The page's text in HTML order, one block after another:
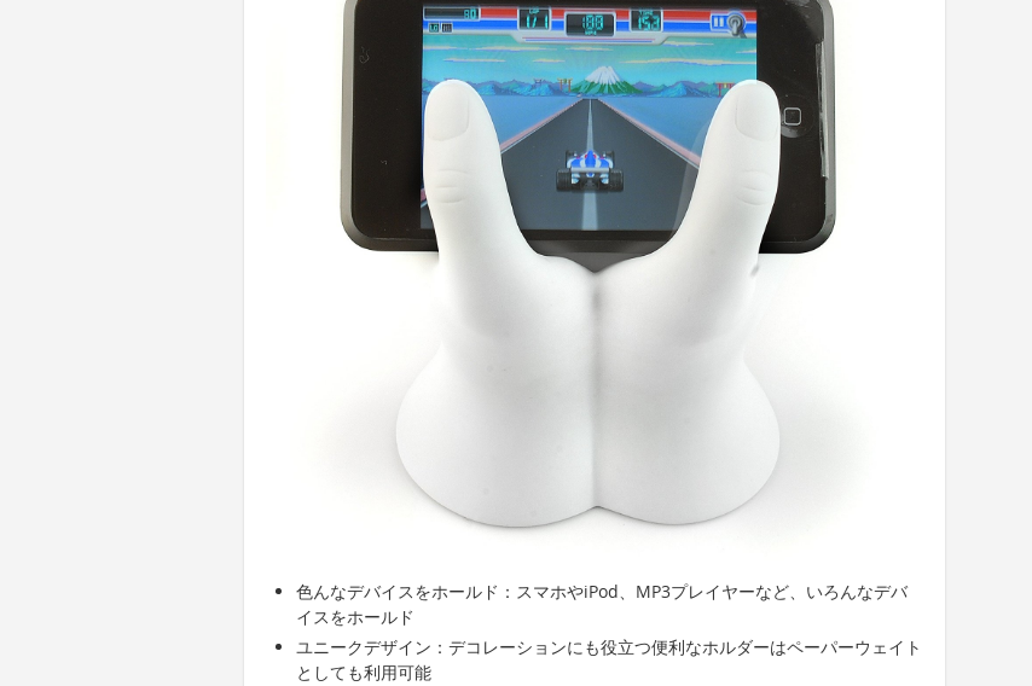
色んなデバイスをホールド：スマホやiPod、MP3プレイヤーなど、いろんなデバ
イスをホールド
ユニークデザイン：デコレーションにも役立つ便利なホルダーはペーパーウェイト
としても利用可能